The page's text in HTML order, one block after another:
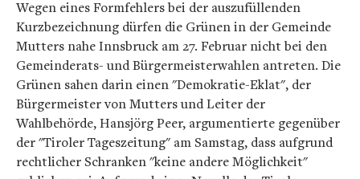
Wegen eines Formfehlers bei der auszufüllenden
Kurzbezeichnung dürfen die Grünen in der Gemeinde
Mutters nahe Innsbruck am 27. Februar nicht bei den
Gemeinderats- und Bürgermeisterwahlen antreten. Die
Grünen sahen darin einen "Demokratie-Eklat", der
Bürgermeister von Mutters und Leiter der
Wahlbehörde, Hansjörg Peer, argumentierte gegenüber
der "Tiroler Tageszeitung" am Samstag, dass aufgrund
rechtlicher Schranken "keine andere Möglichkeit"